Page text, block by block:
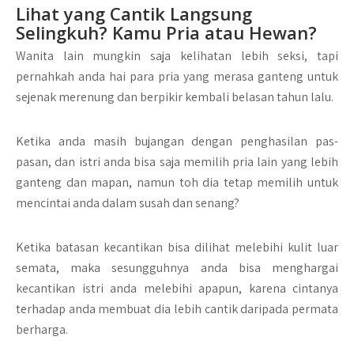
Lihat yang Cantik Langsung
Selingkuh? Kamu Pria atau Hewan?
Wanita lain mungkin saja kelihatan lebih seksi, tapi
pernahkah anda hai para pria yang merasa ganteng untuk
sejenak merenung dan berpikir kembali belasan tahun lalu.
Ketika anda masih bujangan dengan penghasilan pas-
pasan, dan istri anda bisa saja memilih pria lain yang lebih
ganteng dan mapan, namun toh dia tetap memilih untuk
mencintai anda dalam susah dan senang?
Ketika batasan kecantikan bisa dilihat melebihi kulit luar
semata, maka sesungguhnya anda bisa menghargai
kecantikan istri anda melebihi apapun, karena cintanya
terhadap anda membuat dia lebih cantik daripada permata
berharga.